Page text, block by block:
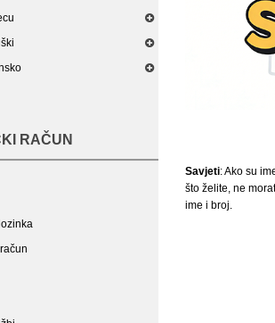
RAČUN
Savjeti: Ako su
što želite, ne
ime i broj.